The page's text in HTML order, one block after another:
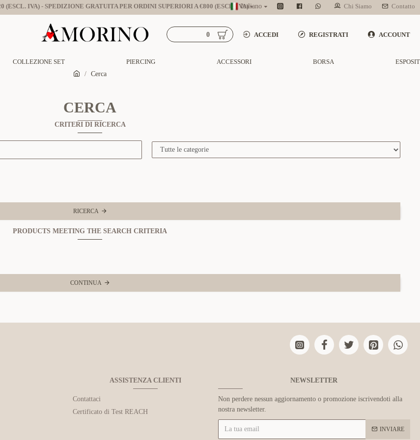
(ESCL. IVA) - SPEDIZIONE GRATUITA PER ORDINI SUPERIORI A €800 (ESCL. IVA)Italiano Chi Siamo Contatto
ACCEDI REGISTRATI ACCOUNT
0
COLLEZIONE SET PIERCING ACCESSORI BORSA
Cerca
CERCA
CRITERI DI RICERCA
RICERCA
PRODUCTS MEETING THE SEARCH CRITERIA
CONTINUA
ASSISTENZA CLIENTI
Contattaci
Certificato di Test REACH
NEWSLETTER
Non perdere nessun aggiornamento o promozione iscrivendoti alla
nostra newsletter.
INVIARE